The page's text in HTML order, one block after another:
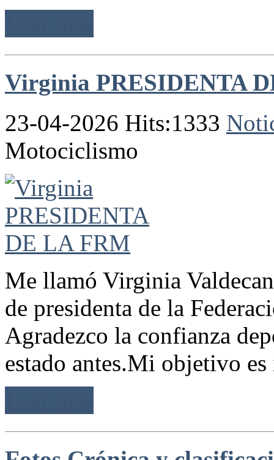
Virginia PRESIDENTA
23-04-2026 Hits:1333
Motociclismo
Me llamó Virginia
de presidenta de la
Agradezco la confianza
estado antes.Mi objetivo